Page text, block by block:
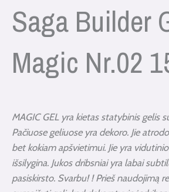
Saga Builder
Magic Nr.02
MAGIC GEL yra kietas statybinis gelis
Pačiuose geliuose yra dekoro. Jie
bet kokiam apšvietimui. Jie yra
išsilygina. Jukos dribsniai yra labai
pasiskirsto. Svarbu! ! Prieš naudojimą